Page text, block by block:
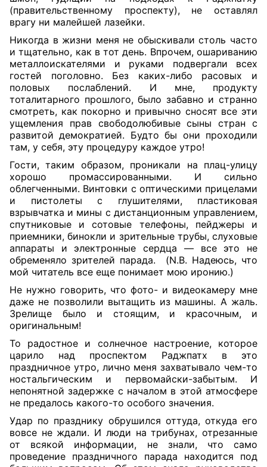
(правительственному проспекту), не оставлял
врагу ни малейшей лазейки.
Никогда в жизни меня не обыскивали столь часто
и тщательно, как в тот день. Впрочем, ошариванию
металлоискателями и руками подвергали всех
гостей поголовно. Без каких-либо расовых и
половых послаблений. И мне, продукту
тоталитарного прошлого, было забавно и странно
смотреть, как покорно и привычно сносят все эти
ущемления прав свободолюбивые сыны стран с
развитой демократией. Будто бы они проходили
там, у себя, эту процедуру каждое утро!
Гости, таким образом, проникали на плац-улицу
хорошо промассированными. И сильно
облегченными. Винтовки с оптическими прицелами
и пистолеты с глушителями, пластиковая
взрывчатка и мины с дистанционным управлением,
спутниковые и сотовые телефоны, пейджеры и
приемники, бинокли и зрительные трубы, слуховые
аппараты и электронные сердца — все это не
обременяло зрителей парада. (N.B. Надеюсь, что
мой читатель все еще понимает мою иронию.)
Не нужно говорить, что фото- и видеокамеру мне
даже не позволили вытащить из машины. А жаль.
Зрелище было и стоящим, и красочным, и
оригинальным!
То радостное и солнечное настроение, которое
царило над проспектом Раджпатх в это
праздничное утро, лично меня захватывало чем-то
ностальгическим и первомайски-забытым. И
непонятной задержке с началом в этой атмосфере
не предалось какого-то особого значения.
Удар по празднику обрушился оттуда, откуда его
вовсе не ждали. И люди на трибунах, отрезанные
от всякой информации, не знали, что само
проведение праздничного парада находится под